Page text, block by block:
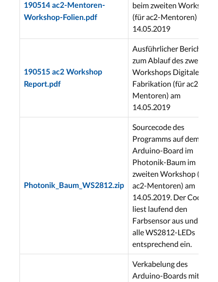
190514 ac2-Mentoren-
Workshop-Folien.pdf
beim zweiten Workshop
(für ac2-Mentoren) am
14.05.2019
190515 ac2 Workshop
Report.pdf
Ausführlicher Bericht
zum Ablauf des zweiten
Workshops Digitale
Fabrikation (für ac2-
Mentoren) am
14.05.2019
Photonik_Baum_WS2812.zip
Sourcecode des
Programms auf dem
Arduino-Board im
Photonik-Baum im
zweiten Workshop (für
ac2-Mentoren) am
14.05.2019. Der Code
liest laufend den
Farbsensor aus und färbt
alle WS2812-LEDs
entsprechend ein.
Verkabelung des
Arduino-Boards mit dem